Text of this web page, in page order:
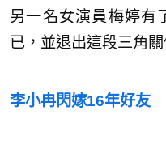
另一名女演員梅婷有
已，並退出這段三角關
李小冉閃嫁16年好友